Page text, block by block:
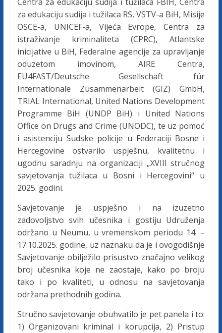
a
c
a
F
e
d
e
r
a
c
za edukaciju sudija i tužilaca RS, VSTV-a BiH, Misije
OSCE-a, UNICEF-a, Vijeća Evrope, Centra za
istraživanje kriminaliteta (CPRC), Atlantske
inicijative u BiH, Federalne agencije za upravljanje
oduzetom imovinom, AIRE Centra,
EU4FAST/Deutsche Gesellschaft für
Internationale Zusammenarbeit (GIZ) GmbH,
TRIAL International, United Nations Development
Programme BiH (UNDP BiH) i United Nations
Office on Drugs and Crime (UNODC), te uz pomoć
i asistenciju Sudske policije u Federaciji Bosne i
Hercegovine ostvarilo uspješnu, kvalitetnu i
ugodnu saradnju na organizaciji „XVIII stručnog
savjetovanja tužilaca u Bosni i Hercegovini“ u
2025. godini.
Savjetovanje je uspješno i na izuzetno
zadovoljstvo svih učesnika i gostiju Udruženja
održano u Neumu, u vremenskom periodu 14. –
17.10.2025. godine, uz naznaku da je i ovogodišnje
Savjetovanje obilježilo prisustvo značajno velikog
broj učesnika koje ne zaostaje, kako po broju
tako i po kvaliteti, u odnosu na savjetovanja
održana prethodnih godina.
Stručno savjetovanje obuhvatilo je pet panela i to:
1) Organizovani kriminal i korupcija, 2) Pristup